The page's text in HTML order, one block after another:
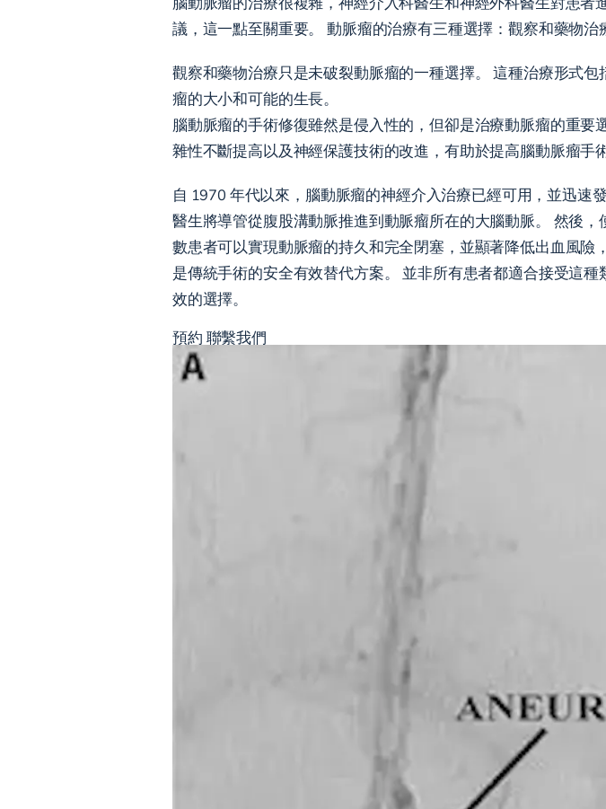
議，這一點至關重要。 動脈瘤的治療有三種選擇：觀察和藥物
觀察和藥物治療只是未破裂動脈瘤的一種選擇。 這種治療形式
瘤的大小和可能的生長。
腦動脈瘤的手術修復雖然是侵入性的，但卻是治療動脈瘤的重
雜性不斷提高以及神經保護技術的改進，有助於提高腦動脈瘤手
自 1970 年代以來，腦動脈瘤的神經介入治療已經可用，並迅速
醫生將導管從腹股溝動脈推進到動脈瘤所在的大腦動脈。 然後
數患者可以實現動脈瘤的持久和完全閉塞，並顯著降低出血風
是傳統手術的安全有效替代方案。 並非所有患者都適合接受這
效的選擇。
預約 聯繫我們